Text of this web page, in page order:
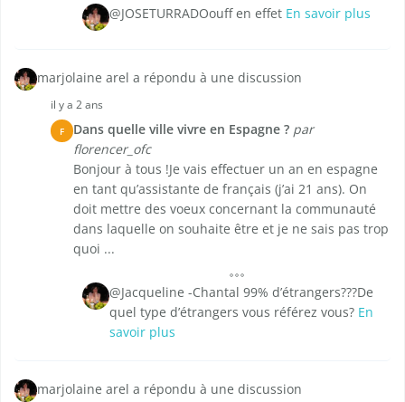
@JOSETURRADOouff en effet En savoir plus
marjolaine arel a répondu à une discussion
il y a 2 ans
F Dans quelle ville vivre en Espagne ? par
florencer_ofc
Bonjour à tous !Je vais effectuer un an en espagne
en tant qu’assistante de français (j’ai 21 ans). On
doit mettre des voeux concernant la communauté
dans laquelle on souhaite être et je ne sais pas trop
quoi ...
@Jacqueline -Chantal 99% d’étrangers???De
quel type d’étrangers vous référez vous? En
savoir plus
marjolaine arel a répondu à une discussion